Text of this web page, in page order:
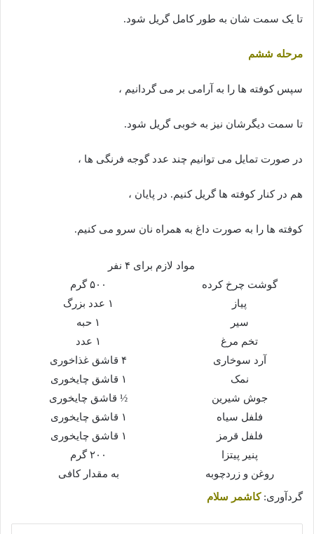
تا یک سمت شان به طور کامل گریل شود.
مرحله ششم
سپس کوفته ها را به آرامی بر می گردانیم ،
تا سمت دیگرشان نیز به خوبی گریل شود.
در صورت تمایل می توانیم چند عدد گوجه فرنگی ها ،
هم در کنار کوفته ها گریل کنیم. در پایان ،
کوفته ها را به صورت داغ به همراه نان سرو می کنیم.
مواد لازم برای ۴ نفر
گوشت چرخ کرده
۵۰۰ گرم
پیاز
۱ عدد بزرگ
سیر
۱ حبه
تخم مرغ
۱ عدد
آرد سوخاری
۴ قاشق غذاخوری
نمک
۱ قاشق چایخوری
جوش شیرین
½ قاشق چایخوری
فلفل سیاه
۱ قاشق چایخوری
فلفل قرمز
۱ قاشق چایخوری
پنیر پیتزا
۲۰۰ گرم
روغن و زردچوبه
به مقدار کافی
گردآوری: کاشمر سلام